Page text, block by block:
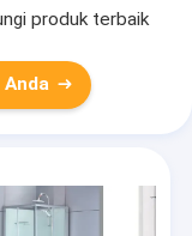
produk terbaik